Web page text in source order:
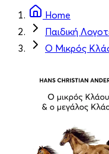
Home
Παιδική
Ο Μικρός